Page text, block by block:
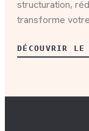
structuration,
transforme
DÉCOUVRIR